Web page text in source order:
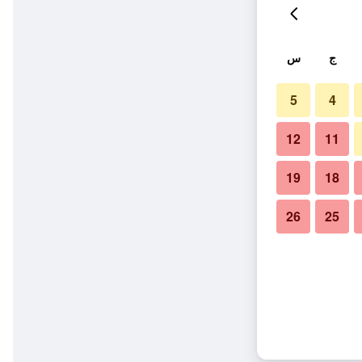
ج س
4
5
11
12
18
19
25
26